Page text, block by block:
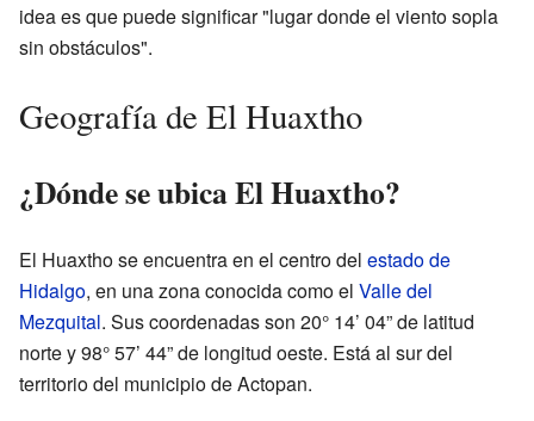
idea es que puede significar "lugar donde el viento sopla
sin obstáculos".
Geografía de El Huaxtho
¿Dónde se ubica El Huaxtho?
El Huaxtho se encuentra en el centro del estado de
Hidalgo, en una zona conocida como el Valle del
Mezquital. Sus coordenadas son 20° 14’ 04” de latitud
norte y 98° 57’ 44” de longitud oeste. Está al sur del
territorio del municipio de Actopan.